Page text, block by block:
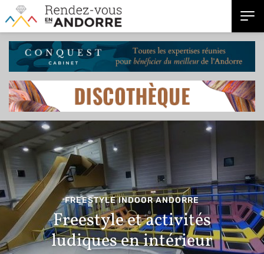
FREESTYLE INDOOR ANDORRE
Freestyle et activités
ludiques en intérieur